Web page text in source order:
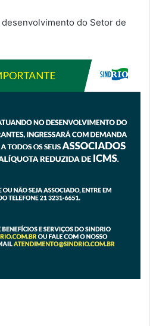
do Setor de